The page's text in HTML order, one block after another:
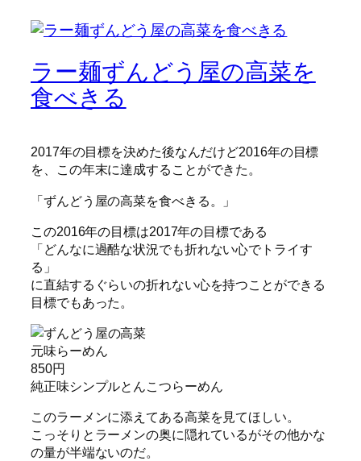
ラー麺ずんどう屋の高菜を
食べきる
2017年の目標を決めた後なんだけど2016年の目標
を、この年末に達成することができた。
「ずんどう屋の高菜を食べきる。」
この2016年の目標は2017年の目標である
「どんなに過酷な状況でも折れない心でトライす
る」
に直結するぐらいの折れない心を持つことができる
目標でもあった。
元味らーめん
850円
純正味シンプルとんこつらーめん
このラーメンに添えてある高菜を見てほしい。
こっそりとラーメンの奥に隠れているがその他かな
の量が半端ないのだ。